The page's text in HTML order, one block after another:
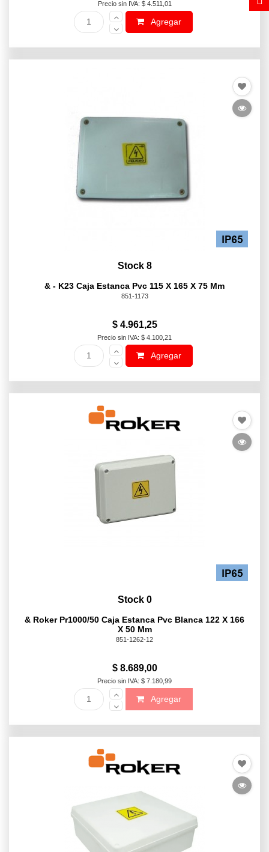
Precio sin IVA: $ 4.511,01
Agregar
Stock 8
& - K23 Caja Estanca Pvc 115 X 165 X 75 Mm
851-1173
$ 4.961,25
Precio sin IVA: $ 4.100,21
Agregar
Stock 0
& Roker Pr1000/50 Caja Estanca Pvc Blanca 122 X 166
X 50 Mm
851-1262-12
$ 8.689,00
Precio sin IVA: $ 7.180,99
Agregar